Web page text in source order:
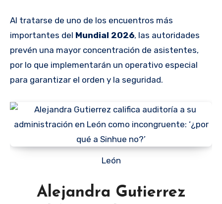
Al tratarse de uno de los encuentros más
importantes del Mundial 2026, las autoridades
prevén una mayor concentración de asistentes,
por lo que implementarán un operativo especial
para garantizar el orden y la seguridad.
León
Alejandra Gutierrez